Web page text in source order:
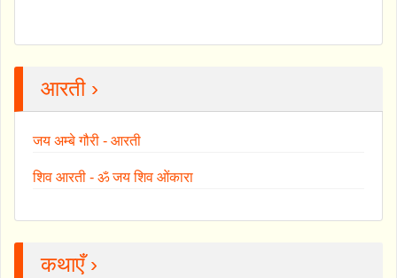
आरती ›
जय अम्बे गौरी - आरती
शिव आरती - ॐ जय शिव ओंकारा
कथाएँ ›